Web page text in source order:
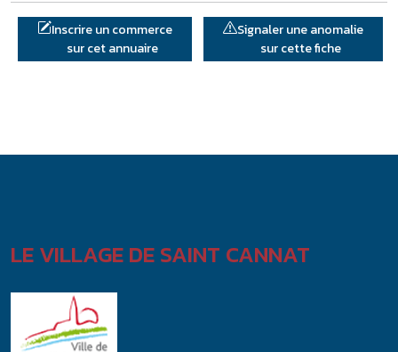
Inscrire un commerce
sur cet annuaire
Signaler une anomalie
sur cette fiche
LE VILLAGE DE SAINT CANNAT